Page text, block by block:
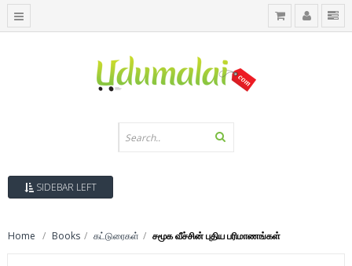
SIDEBAR LEFT
Home Books கட்டுரைகள் சமூக வீச்சின் புதிய பரிமாணங்கள்